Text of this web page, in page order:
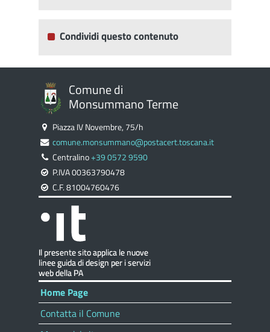
Condividi questo contenuto
Comune di
Monsummano Terme
Piazza IV Novembre, 75/h
comune.monsummano@postacert.toscana.it
Centralino+39 0572 9590
P.IVA 00363790478
C.F. 81004760476
Home Page
Contatta il Comune